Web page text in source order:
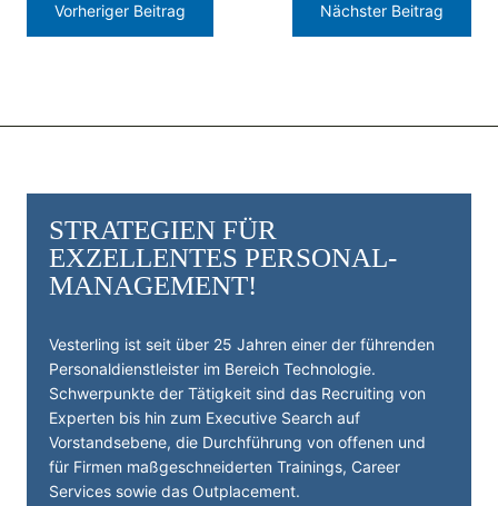
STRATEGIEN FÜR
EXZELLENTES PERSONAL­
MANAGEMENT!
Vesterling ist seit über 25 Jahren einer der führenden
Personal­dienst­leister im Bereich Technologie.
Schwerpunkte der Tätigkeit sind das Recruiting von
Experten bis hin zum Executive Search auf
Vorstandsebene, die Durchführung von offenen und
für Firmen maßgeschneiderten Trainings, Career
Services sowie das Outplacement.
Vorheriger Beitrag Nächster Beitrag